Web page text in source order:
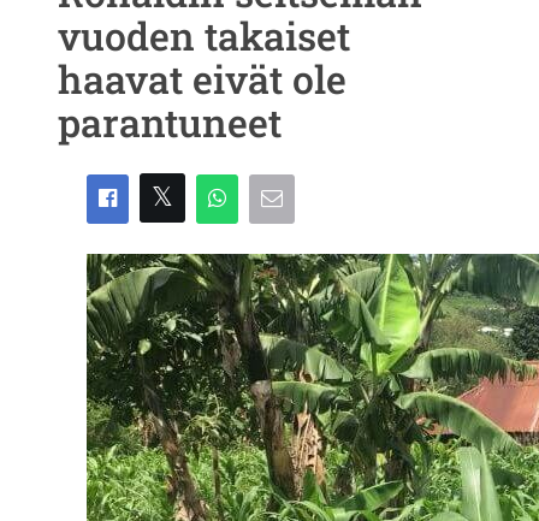
vuoden takaiset
haavat eivät ole
parantuneet